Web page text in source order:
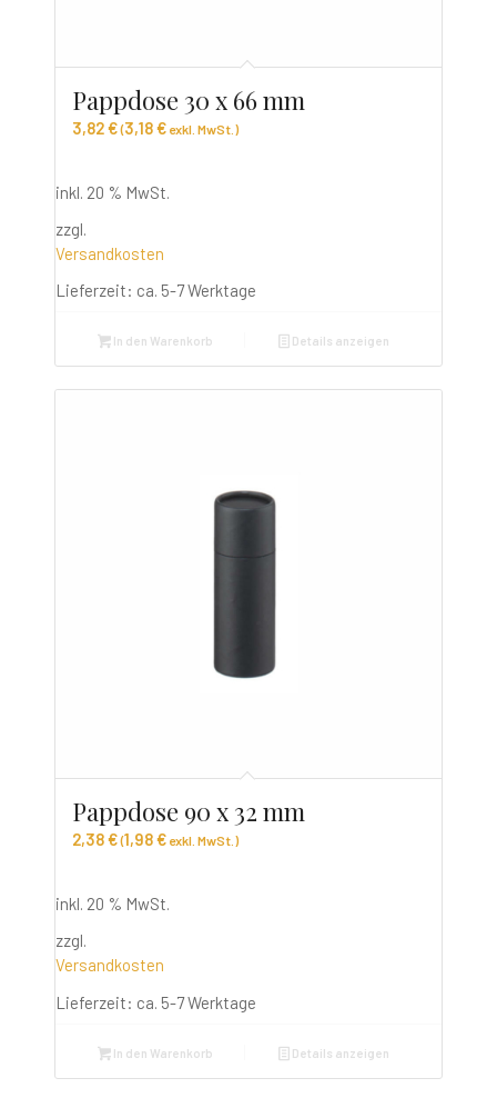
Pappdose 30 x 66 mm
3,82€ (3,18€exkl. MwSt.)
inkl. 20 % MwSt.
zzgl.
Versandkosten
Lieferzeit: ca. 5-7 Werktage
In den Warenkorb Details anzeigen
Pappdose 90 x 32 mm
2,38€ (1,98€exkl. MwSt.)
inkl. 20 % MwSt.
zzgl.
Versandkosten
Lieferzeit: ca. 5-7 Werktage
In den Warenkorb Details anzeigen